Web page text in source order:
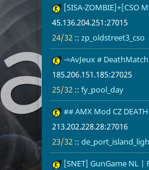
2
[SISA-ZOMBIE]+[CSO
45.136.204.251:27015
24/32 :: zp_oldstreet3_cso
3
-=AvJeux #
185.206.151.185:27025
25/32 :: fy_pool_day
4
## AMX Mod CZ
213.202.228.28:27016
23/32 ::
5
[SNET] GunGame NL |